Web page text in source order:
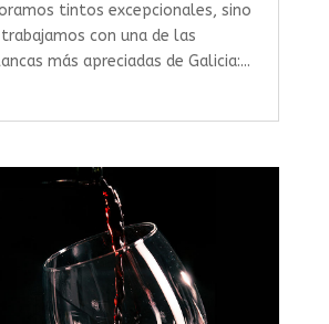
tintos excepcionales, sino
con una de las
más apreciadas de Galicia:...